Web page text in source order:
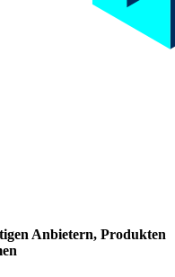
Anbietern, Produkten